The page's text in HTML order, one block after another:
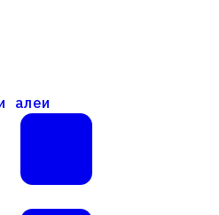
алеи
алеи